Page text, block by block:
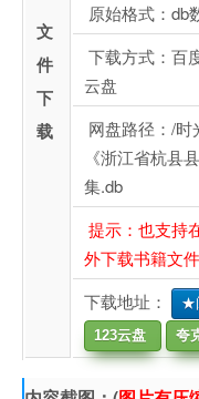
文
件
下
载
原始格式：db
下载方式：百
云盘
网盘路径：/
《浙江省杭县
集.db
提示：也支持
外下载书籍文件
下载地址：
★
123云盘
夸